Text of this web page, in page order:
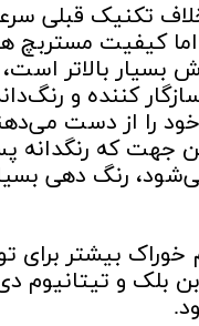
تکنیک قبلی
اما کیفیت مستربچ
بسیار بالاتر
کننده و
خود را از دست
جهت که رنگدانه
رنگ دهی
بیشتر برای
بلک و تیتانیوم